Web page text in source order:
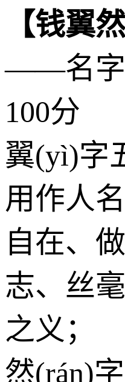
【钱翼然
——名字
100分
翼(yì)字
用作人
自在、
志、丝
之义；
然(rán)